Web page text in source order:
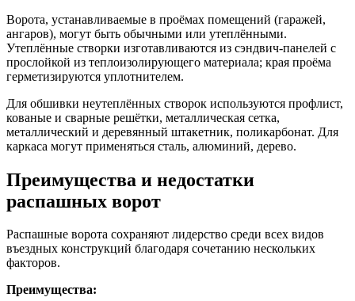
Ворота, устанавливаемые в проёмах помещений (гаражей,
ангаров), могут быть обычными или утеплёнными.
Утеплённые створки изготавливаются из сэндвич-панелей с
прослойкой из теплоизолирующего материала; края проёма
герметизируются уплотнителем.
Для обшивки неутеплённых створок используются профлист,
кованые и сварные решётки, металлическая сетка,
металлический и деревянный штакетник, поликарбонат. Для
каркаса могут применяться сталь, алюминий, дерево.
Преимущества и недостатки
распашных ворот
Распашные ворота сохраняют лидерство среди всех видов
въездных конструкций благодаря сочетанию нескольких
факторов.
Преимущества: